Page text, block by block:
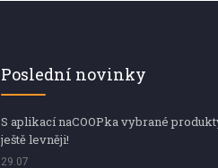
Poslední novinky
S aplikací naCOOPka vybrané
ještě levněji!
29.07